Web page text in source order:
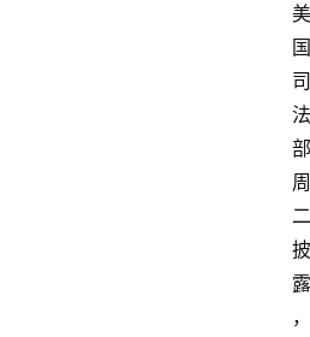
美
国
司
法
部
周
二
披
露
，